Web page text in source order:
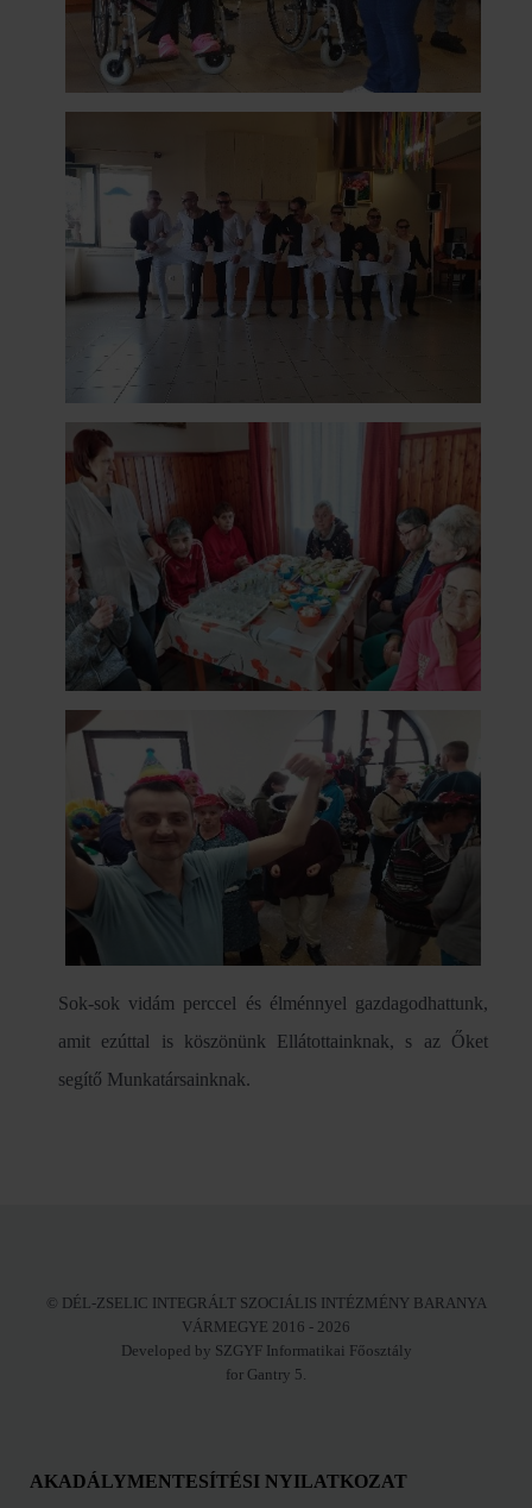
Sok-sok vidám perccel és élménnyel gazdagodhattunk,
amit ezúttal is köszönünk Ellátottainknak, s az Őket
segítő Munkatársainknak.
© DÉL-ZSELIC INTEGRÁLT SZOCIÁLIS INTÉZMÉNY BARANYA
VÁRMEGYE 2016 - 2026
Developed by SZGYF Informatikai Főosztály
for Gantry 5.
AKADÁLYMENTESÍTÉSI NYILATKOZAT